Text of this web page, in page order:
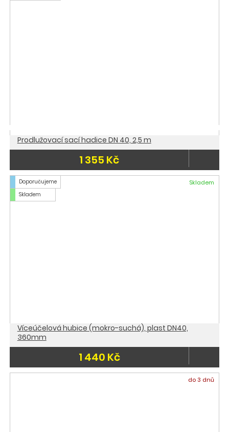
Prodlužovací sací hadice DN 40, 2,5 m
1 355 Kč
Doporučujeme
Skladem
Skladem
Víceúčelová hubice (mokro-suchá), plast DN40,
360mm
1 440 Kč
do 3 dnů